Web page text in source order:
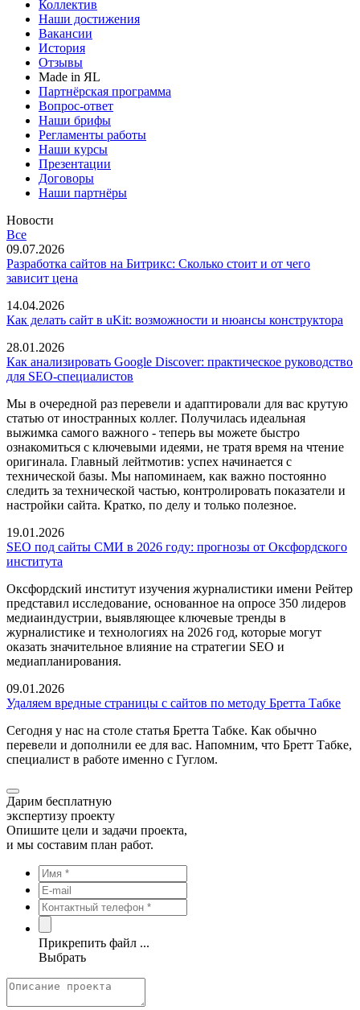
Коллектив
Наши достижения
Вакансии
История
Отзывы
Made in ЯL
Партнёрская программа
Вопрос-ответ
Наши брифы
Регламенты работы
Наши курсы
Презентации
Договоры
Наши партнёры
Новости
Все
09.07.2026
Разработка сайтов на Битрикс: Сколько стоит и от чего
зависит цена
14.04.2026
Как делать сайт в uKit: возможности и нюансы конструктора
28.01.2026
Как анализировать Google Discover: практическое руководство
для SEO-специалистов
Мы в очередной раз перевели и адаптировали для вас крутую
статью от иностранных коллег. Получилась идеальная
выжимка самого важного - теперь вы можете быстро
ознакомиться с ключевыми идеями, не тратя время на чтение
оригинала. Главный лейтмотив: успех начинается с
технической базы. Мы напоминаем, как важно постоянно
следить за технической частью, контролировать показатели и
настройки сайта. Кратко, по делу и только полезное.
19.01.2026
SEO под сайты СМИ в 2026 году: прогнозы от Оксфордского
института
Оксфордский институт изучения журналистики имени Рейтер
представил исследование, основанное на опросе 350 лидеров
медиаиндустрии, выявляющее ключевые тренды в
журналистике и технологиях на 2026 год, которые могут
оказать значительное влияние на стратегии SEO и
медиапланирования.
09.01.2026
Удаляем вредные страницы с сайтов по методу Бретта Табке
Сегодня у нас на столе статья Бретта Табке. Как обычно
перевели и дополнили ее для вас. Напомним, что Бретт Табке,
специалист в работе именно с Гуглом.
Дарим бесплатную
экспертизу проекту
Опишите цели и задачи проекта,
и мы составим план работ.
Прикрепить файл ...
Выбрать